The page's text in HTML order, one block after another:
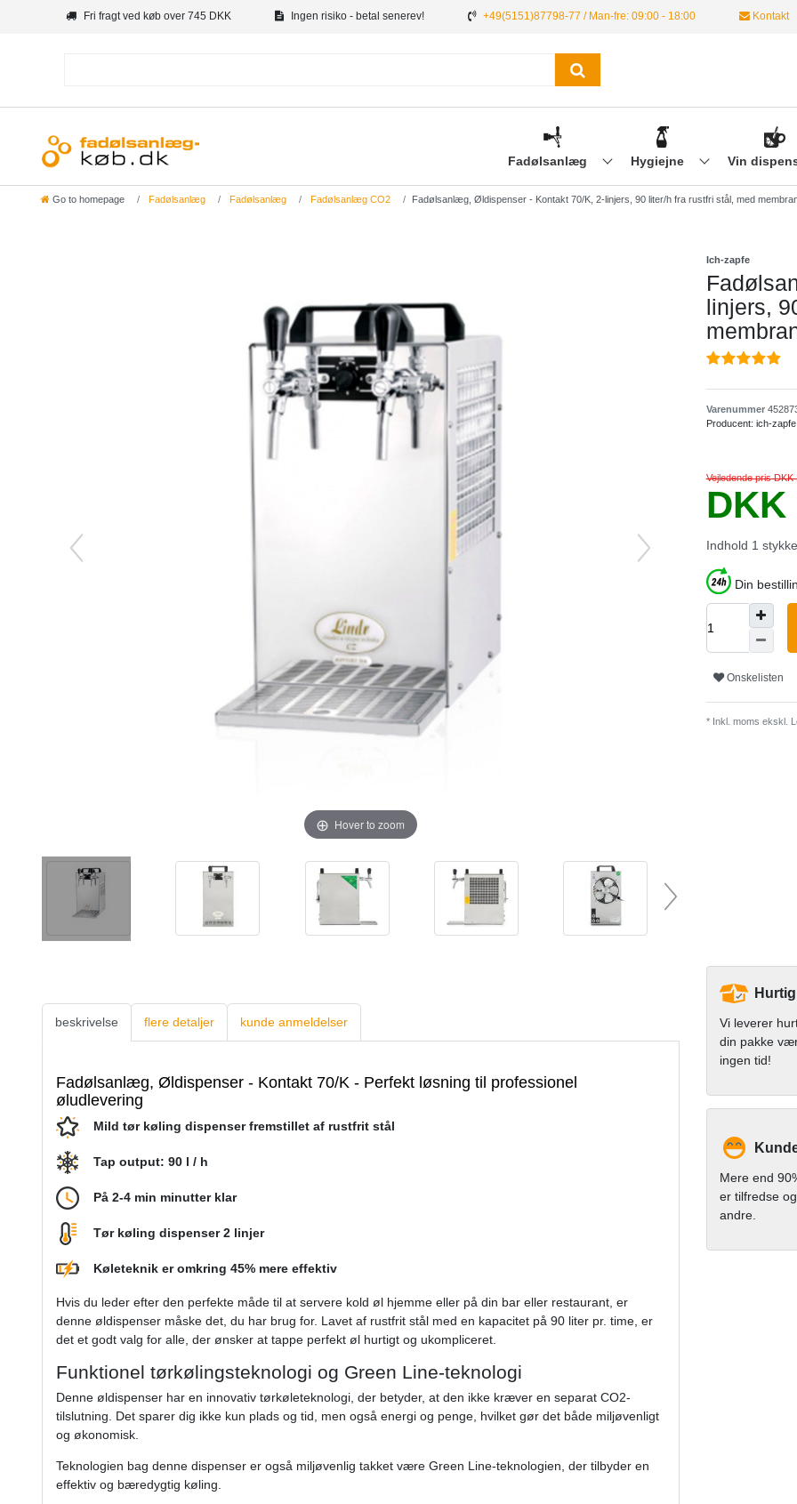
Fri fragt ved køb over 745 DKK Ingen risiko - betal senerev! +49(5151)87798-77 / Man-fre: 09:00 - 18:00 Kontakt
Fadølsanlæg Hygiejne Vin
Go to homepage Fadølsanlæg Fadølsanlæg Fadølsanlæg CO2 Fadølsanlæg, Øldispenser - Kontakt 70/K, 2-linjers, 90 liter/h fra rustfri stål, med
Hover to zoom
Ich-zapfe
linjers,
Varenummer
Producent: ich-zapfe
Vejledende pris DKK
DKK
Indhold 1 stykke
Din
Onskelisten
* Inkl. moms ekskl.
beskrivelse flere detaljer kunde anmeldelser
Fadølsanlæg, Øldispenser - Kontakt 70/K - Perfekt løsning til professionel
øludlevering
Mild tør køling dispenser fremstillet af rustfrit stål
Tap output: 90 l / h
På 2-4 min minutter klar
Tør køling dispenser 2 linjer
Køleteknik er omkring 45% mere effektiv
Hvis du leder efter den perfekte måde til at servere kold øl hjemme eller på din bar eller restaurant, er
denne øldispenser måske det, du har brug for. Lavet af rustfrit stål med en kapacitet på 90 liter pr. time, er
det et godt valg for alle, der ønsker at tappe perfekt øl hurtigt og ukompliceret.
Funktionel tørkølingsteknologi og Green Line-teknologi
Denne øldispenser har en innovativ tørkøleteknologi, der betyder, at den ikke kræver en separat CO2-
tilslutning. Det sparer dig ikke kun plads og tid, men også energi og penge, hvilket gør det både miljøvenligt
og økonomisk.
Teknologien bag denne dispenser er også miljøvenlig takket være Green Line-teknologien, der tilbyder en
effektiv og bæredygtig køling.
Vi leverer
din pakke
ingen tid!
Mere end
er tilfredse
andre.